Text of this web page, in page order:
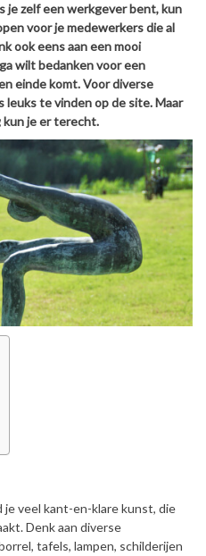
je zelf een werkgever bent, kun
voor je medewerkers die al
ook eens aan een mooi
wilt bedanken voor een
einde komt. Voor diverse
leuks te vinden op de site. Maar
kun je er terecht.
veel kant-en-klare kunst, die
Denk aan diverse
tafels, lampen, schilderijen